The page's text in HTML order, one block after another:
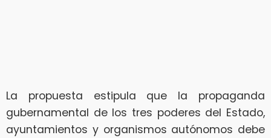
La propuesta estipula que la propaganda
gubernamental de los tres poderes del Estado,
ayuntamientos y organismos autónomos debe